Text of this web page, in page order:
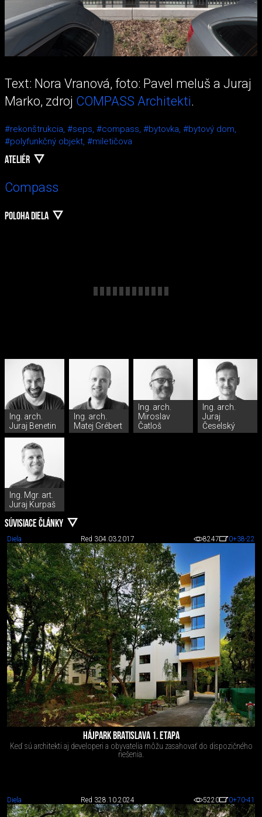
Text: Nora Vranová, foto: Pavel meluš a Juraj
Marko, zdroj COMPASS Architekti.
#rekonštrukcia, #seps, #compass, #bytovka, #bytový dom,
#polyfunkčný objekt, #miletičova
ATELIÉR
Compass
POLOHA DIELA
Ing. arch.
Juraj Benetin
Ing. arch.
Matej Grébert
Ing. arch.
Miroslav
Čatloš
Ing. arch.
Juraj
Česelský
Ing. Mgr. art.
Juraj Kurpaš
SÚVISIACE ČLÁNKY
Diela Red 304.03.2017 8247 0+38-22
HÁJPARK BRATISLAVA 1. ETAPA
Keď sú architekti aj developeri a obyvatelia môžu zasahovať do dispozičného
riešenia.
Diela Red 328.10.2024 5220 0+70-41